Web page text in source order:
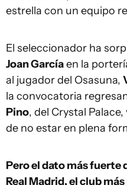
estrella con un equipo
El seleccionador ha
Joan Garcíaen la
al jugador del Osasuna,
la convocatoria
Pino, del Crystal Palace,
de no estar en plena
Pero el dato más fuerte
Real Madrid, el club